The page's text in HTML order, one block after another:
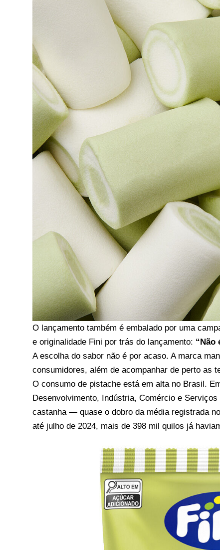
O lançamento também é embalado por uma
e originalidade Fini por trás do lançamento: “Não
A escolha do sabor não é por acaso. A marca
consumidores, além de acompanhar de perto as
O consumo de pistache está em alta no Brasil.
Desenvolvimento, Indústria, Comércio e
castanha — quase o dobro da média registrada
até julho de 2024, mais de 398 mil quilos já